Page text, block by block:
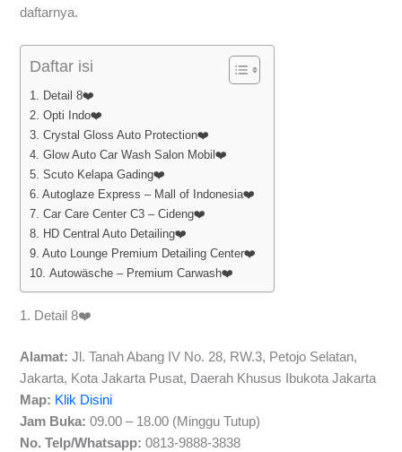
daftarnya.
Daftar isi
1. Detail 8❤️
2. Opti Indo❤️
3. Crystal Gloss Auto Protection❤️
4. Glow Auto Car Wash Salon Mobil❤️
5. Scuto Kelapa Gading❤️
6. Autoglaze Express – Mall of Indonesia❤️
7. Car Care Center C3 – Cideng❤️
8. HD Central Auto Detailing❤️
9. Auto Lounge Premium Detailing Center❤️
10. Autowäsche – Premium Carwash❤️
1. Detail 8❤️
Alamat:Jl. Tanah Abang IV No. 28, RW.3, Petojo Selatan,
Jakarta, Kota Jakarta Pusat, Daerah Khusus Ibukota Jakarta
Map: Klik Disini
Jam Buka:09.00 – 18.00 (Minggu Tutup)
No. Telp/Whatsapp:0813-9888-3838